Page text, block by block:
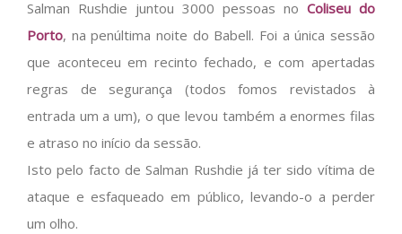
Salman Rushdie juntou 3000 pessoas no Coliseu do
Porto, na penúltima noite do Babell. Foi a única sessão
que aconteceu em recinto fechado, e com apertadas
regras de segurança (todos fomos revistados à
entrada um a um), o que levou também a enormes filas
e atraso no início da sessão.
Isto pelo facto de Salman Rushdie já ter sido vítima de
ataque e esfaqueado em público, levando-o a perder
um olho.